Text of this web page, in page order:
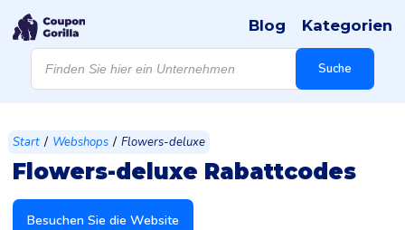
Products
search Suche
Blog Kategorien
Start / Webshops / Flowers-deluxe
Flowers-deluxe Rabattcodes
Besuchen Sie die Website